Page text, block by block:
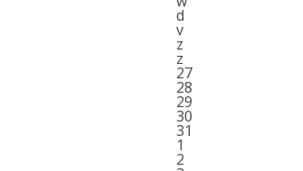
d
v
z
z
27
28
29
30
31
1
2